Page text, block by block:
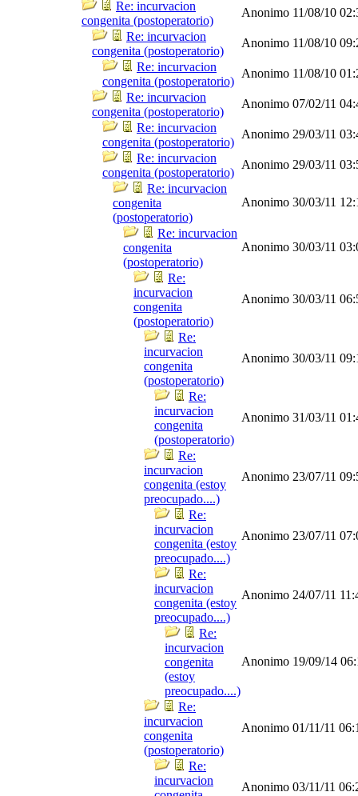
Re: incurvacion
congenita (postoperatorio)
Anonimo 11/08/10
Re: incurvacion
congenita (postoperatorio)
Anonimo 11/08/10
Re: incurvacion
congenita (postoperatorio)
Anonimo 11/08/10
Re: incurvacion
congenita (postoperatorio)
Anonimo 07/02/11
Re: incurvacion
congenita (postoperatorio)
Anonimo 29/03/11
Re: incurvacion
congenita (postoperatorio)
Anonimo 29/03/11
Re: incurvacion
congenita
(postoperatorio)
Anonimo 30/03/11
Re: incurvacion
congenita
(postoperatorio)
Anonimo 30/03/11
Re:
incurvacion
congenita
(postoperatorio)
Anonimo 30/03/11
Re:
incurvacion
congenita
(postoperatorio)
Anonimo 30/03/11
Re:
incurvacion
congenita
(postoperatorio)
Anonimo 31/03/11
Re:
incurvacion
congenita (estoy
preocupado....)
Anonimo 23/07/11
Re:
incurvacion
congenita (estoy
preocupado....)
Anonimo 23/07/11
Re:
incurvacion
congenita (estoy
preocupado....)
Anonimo 24/07/11
Re:
incurvacion
congenita
(estoy
preocupado....)
Anonimo 19/09/14
Re:
incurvacion
congenita
(postoperatorio)
Anonimo 01/11/11
Re:
incurvacion
Anonimo 03/11/11